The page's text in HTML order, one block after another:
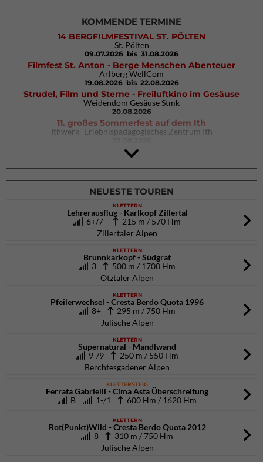
KOMMENDE TERMINE
14 BERGFILMFESTIVAL ST. PÖLTEN
St. Pölten
09.07.2026 bis 31.08.2026
Filmfest St. Anton - Berge Menschen Abenteuer
Arlberg WellCom
19.08.2026 bis 22.08.2026
Strudel, Film und Sterne - Freiluftkino im Gesäuse
Weidendom Gesäuse Stmk
20.08.2026
11. großes Sommerfest auf dem Ith
Ithwerk- Erlebnispädagogisches Zentrum Ith
4Blocs KIDS 2026
DAV Kletter- & Boulderzentrum München Süd (Thalkirchen)
26.09.2026
NEUESTE TOUREN
KLETTERN
Lehrerausflug - Karlkopf Zillertal
6+/7-
215 m / 570 Hm
Zillertaler Alpen
KLETTERN
Brunnkarkopf - Südgrat
3
500 m / 1700 Hm
Ötztaler Alpen
KLETTERN
Pfeilerwechsel - Cresta Berdo Quota 1996
8+
295 m / 750 Hm
Julische Alpen
KLETTERN
Supernatural - Mandlwand
9-/9
250 m / 550 Hm
Berchtesgadener Alpen
KLETTERSTEIG
Ferrata Gabrielli - Cima Asta Überschreitung
B
1-/1 600 Hm / 1620 Hm
KLETTERN
Rot(Punkt)Wild - Cresta Berdo Quota 2012
8
310 m / 750 Hm
Julische Alpen